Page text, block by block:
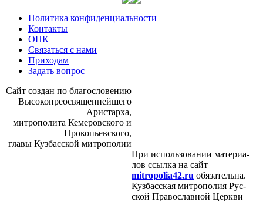
Политика конфиденциальности
Контакты
ОПК
Связаться с нами
Приходам
Задать вопрос
Сайт со­здан по бла­го­сло­ве­нию
Вы­со­ко­прео­свя­щен­ней­ше­го
Ари­стар­ха,
мит­ро­по­ли­та Ке­ме­ров­ско­го и
Про­ко­пьев­ско­го,
гла­вы Куз­бас­ской мит­ро­по­лии
При ис­поль­зо­ва­нии ма­те­ри­а­
лов ссыл­ка на сайт
mitropolia42.ru обя­за­тель­на.
Куз­бас­ская мит­ро­по­лия Рус­
ской Пра­во­слав­ной Церк­ви